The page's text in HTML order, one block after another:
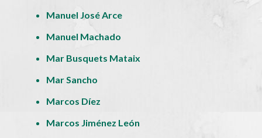
Manuel José Arce
Manuel Machado
Mar Busquets Mataix
Mar Sancho
Marcos Díez
Marcos Jiménez León